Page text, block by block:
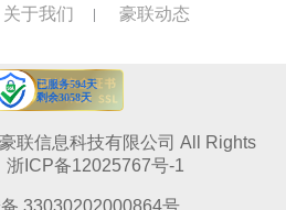
关于我们 豪联动态
联信息科技有限公司 All Rights
浙ICP备12025767号-1
33030202000864号